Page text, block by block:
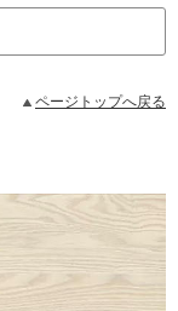
ページトップへ戻る